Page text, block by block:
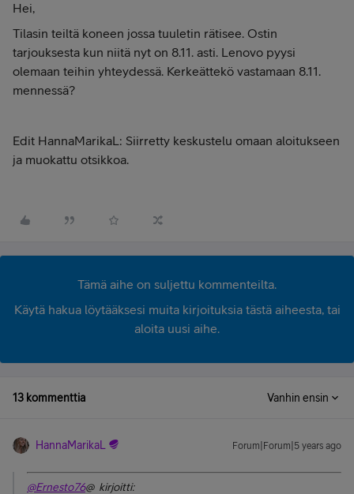
Hei,
Tilasin teiltä koneen jossa tuuletin rätisee. Ostin
tarjouksesta kun niitä nyt on 8.11. asti. Lenovo pyysi
olemaan teihin yhteydessä. Kerkeättekö vastamaan 8.11.
mennessä?
Edit HannaMarikaL: Siirretty keskustelu omaan aloitukseen
ja muokattu otsikkoa.
Tämä aihe on suljettu kommenteilta.
Käytä hakua löytääksesi muita kirjoituksia tästä aiheesta, tai
aloita uusi aihe.
13 kommenttia Vanhin ensin
HannaMarikaL Forum|Forum|5 years ago
@Ernesto76@ kirjoitti: